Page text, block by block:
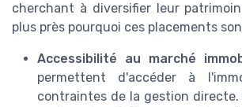
cherchant à diversifier leur
plus près pourquoi ces placements
Accessibilité au marché
permettent d'accéder à
contraintes de la gestion